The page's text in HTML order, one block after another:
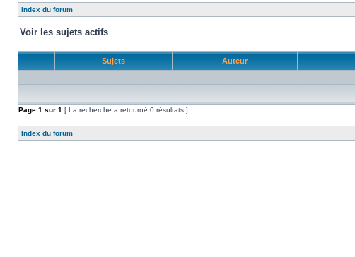
Index du forum
Voir les sujets actifs
Sujets Auteur
Page 1 sur 1 [ La recherche a retourné 0 résultats ]
Index du forum